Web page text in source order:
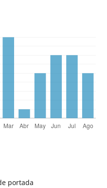
portada